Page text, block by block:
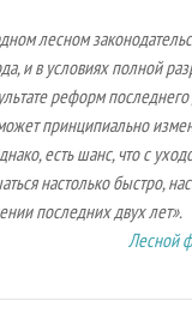
лесном
и в условиях полной
реформ
принципиально
есть шанс, что с
настолько быстро,
последних двух лет».
Лесной